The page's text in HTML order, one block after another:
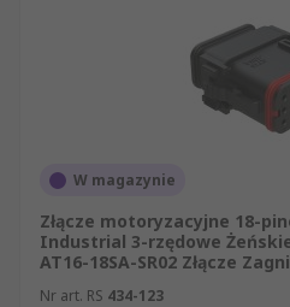
W magazynie
Złącze motoryzacyjne 18-
Industrial 3-rzędowe
AT16-18SA-SR02 Złącze
Nr art. RS 434-123